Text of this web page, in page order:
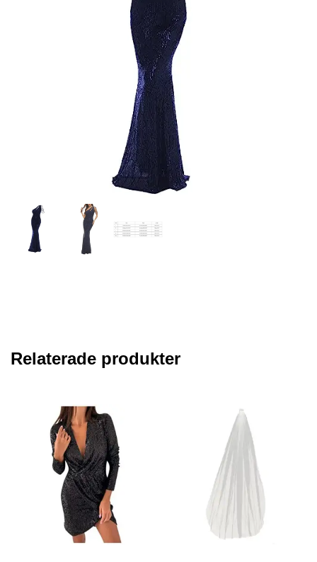
Relaterade produkter